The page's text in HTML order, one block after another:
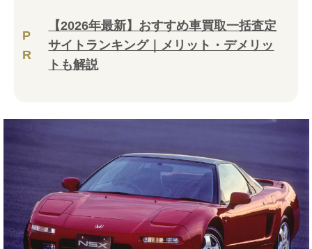
P
R
【2026年最新】おすすめ車買取一括査定
サイトランキング｜メリット・デメリッ
トも解説